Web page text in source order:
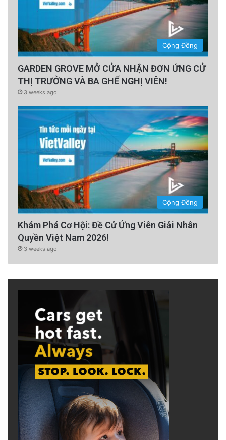
Cộng Đồng
GARDEN GROVE MỞ CỬA NHẬN ĐƠN ỨNG CỬ
THỊ TRƯỞNG VÀ BA GHẾ NGHỊ VIÊN!
3 weeks ago
Cộng Đồng
Khám Phá Cơ Hội: Đề Cử Ứng Viên Giải Nhân
Quyền Việt Nam 2026!
3 weeks ago